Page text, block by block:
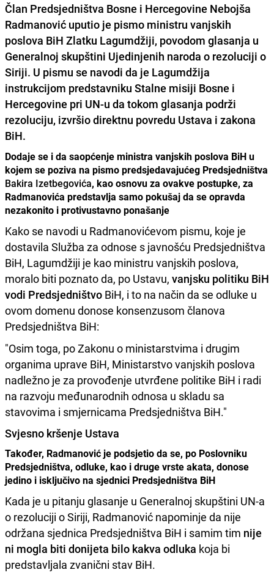
Član Predsjedništva Bosne i Hercegovine Nebojša
Radmanović uputio je pismo ministru vanjskih
poslova BiH Zlatku Lagumdžiji, povodom glasanja u
Generalnoj skupštini Ujedinjenih naroda o rezoluciji o
Siriji. U pismu se navodi da je Lagumdžija
instrukcijom predstavniku Stalne misiji Bosne i
Hercegovine pri UN-u da tokom glasanja podrži
rezoluciju, izvršio direktnu povredu Ustava i zakona
BiH.
Dodaje se i da saopćenje ministra vanjskih poslova BiH u
kojem se poziva na pismo predsjedavajućeg Predsjedništva
Bakira Izetbegovića, kao osnovu za ovakve postupke, za
Radmanovića predstavlja samo pokušaj da se opravda
nezakonito i protivustavno ponašanje
Kako se navodi u Radmanovićevom pismu, koje je
dostavila Služba za odnose s javnošću Predsjedništva
BiH, Lagumdžiji je kao ministru vanjskih poslova,
moralo biti poznato da, po Ustavu, vanjsku politiku BiH
vodi Predsjedništvo BiH, i to na način da se odluke u
ovom domenu donose konsenzusom članova
Predsjedništva BiH:
"Osim toga, po Zakonu o ministarstvima i drugim
organima uprave BiH, Ministarstvo vanjskih poslova
nadležno je za provođenje utvrđene politike BiH i radi
na razvoju međunarodnih odnosa u skladu sa
stavovima i smjernicama Predsjedništva BiH."
Svjesno kršenje Ustava
Također, Radmanović je podsjetio da se, po Poslovniku
Predsjedništva, odluke, kao i druge vrste akata, donose
jedino i isključivo na sjednici Predsjedništva BiH
Kada je u pitanju glasanje u Generalnoj skupštini UN-a
o rezoluciji o Siriji, Radmanović napominje da nije
održana sjednica Predsjedništva BiH i samim tim nije
ni mogla biti donijeta bilo kakva odluka koja bi
predstavljala zvanični stav BiH.